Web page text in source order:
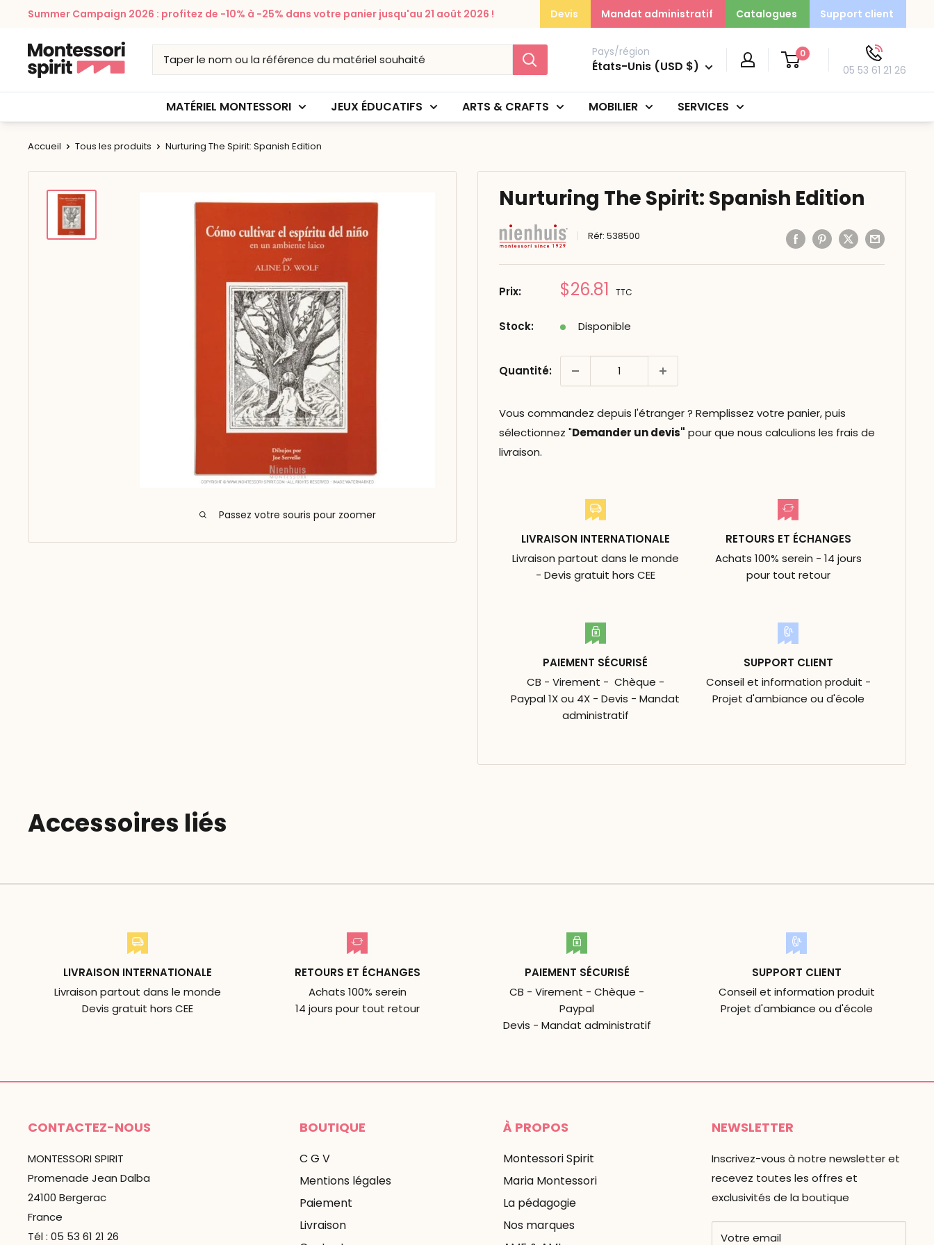
Passer
contenu
Summer Campaign 2026 : profitez de -10% à -25% dans votre panier jusqu'au 21 août 2026 ! Devis Mandat administratif Catalogues Support client
Montessori
Spirit
Pays/région
États-Unis (USD $)
0
05 53 61 21 26
MATÉRIEL MONTESSORI JEUX ÉDUCATIFS ARTS & CRAFTS MOBILIER SERVICES
Accueil Tous les produits Nurturing The Spirit: Spanish Edition
Passez votre souris pour zoomer
Nurturing The Spirit: Spanish Edition
Réf:538500
Prix: Prix
$26.81 TTC
Stock: Disponible
Quantité:
Vous commandez depuis l'étranger ? Remplissez votre panier, puis
sélectionnez "Demander un devis" pour que nous calculions les frais de
livraison.
LIVRAISON INTERNATIONALE
Livraison partout dans le monde
- Devis gratuit hors CEE
RETOURS ET ÉCHANGES
Achats 100% serein - 14 jours
pour tout retour
PAIEMENT SÉCURISÉ
CB - Virement - Chèque -
Paypal 1X ou 4X - Devis - Mandat
administratif
SUPPORT CLIENT
Conseil et information produit -
Projet d'ambiance ou d'école
Accessoires liés
LIVRAISON INTERNATIONALE
Livraison partout dans le monde
Devis gratuit hors CEE
RETOURS ET ÉCHANGES
Achats 100% serein
14 jours pour tout retour
PAIEMENT SÉCURISÉ
CB - Virement - Chèque -
Paypal
Devis - Mandat administratif
SUPPORT CLIENT
Conseil et information produit
Projet d'ambiance ou d'école
CONTACTEZ-NOUS
MONTESSORI SPIRIT
Promenade Jean Dalba
24100 Bergerac
France
Tél : 05 53 61 21 26
BOUTIQUE
C G V
Mentions légales
Paiement
Livraison
À PROPOS
Montessori Spirit
Maria Montessori
La pédagogie
Nos marques
NEWSLETTER
Inscrivez-vous à notre newsletter et
recevez toutes les offres et
exclusivités de la boutique
Votre email